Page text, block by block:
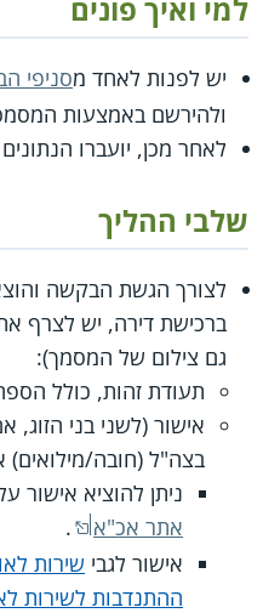
למי ואיך פונים
יש לפנות לאחד מסניפי
ולהירשם באמצעות
לאחר מכן, יועברו
שלבי ההליך
לצורך הגשת הבקשה
ברכישת דירה, יש לצרף
גם צילום של המסמך):
תעודת זהות, כולל
אישור (לשני בני הזוג,
בצה"ל (חובה/מילואים)
ניתן להוציא אישור
אתר אכ"א
.
אישור לגבי שירות
ההתנדבות לשירות